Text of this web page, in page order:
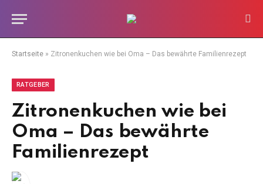
Startseite » Zitronenkuchen wie bei Oma – Das bewährte Familienrezept
RATGEBER
Zitronenkuchen wie bei
Oma – Das bewährte
Familienrezept